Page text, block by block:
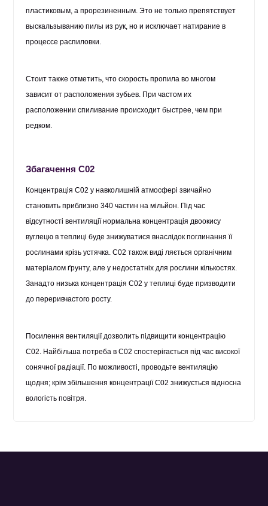
пластиковым, а прорезиненным. Это не только препятствует
выскальзыванию пилы из рук, но и исключает натирание в
процессе распиловки.
Стоит также отметить, что скорость пропила во многом
зависит от расположения зубьев. При частом их
расположении спиливание происходит быстрее, чем при
редком.
Збагачення С02
Концентрація С02 у навколишній атмосфері звичайно
становить приблизно 340 частин на мільйон. Під час
відсутності вентиляції нормальна концентрація двоокису
вуглецю в теплиці буде знижуватися внаслідок поглинання її
рослинами крізь устячка. С02 також виді ляється органічним
матеріалом ґрунту, але у недостатніх для рослини кількостях.
Занадто низька концентрація С02 у теплиці буде призводити
до переривчастого росту.
Посилення вентиляції дозволить підвищити концентрацію
С02. Найбільша потреба в С02 спостерігається під час високої
сонячної радіації. По можливості, проводьте вентиляцію
щодня; крім збільшення концентрації С02 знижується відносна
вологість повітря.